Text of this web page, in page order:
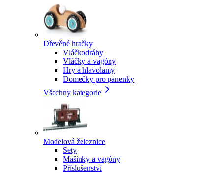
Dřevěné hračky
Vláčkodráhy
Vláčky a vagóny
Hry a hlavolamy
Domečky pro panenky
Všechny kategorie
Modelová železnice
Sety
Mašinky a vagóny
Příslušenství